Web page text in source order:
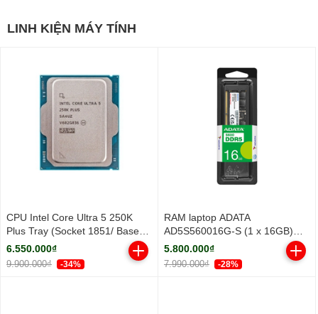
LINH KIỆN MÁY TÍNH
CPU Intel Core Ultra 5 250K
Plus Tray (Socket 1851/ Base
3.3Ghz/ Turbo 5.3GHz/ 18
Cores/ 18 Threads/ Cache
30MB)
6.550.000₫
9.900.000₫ -34%
RAM laptop ADATA
AD5S560016G-S (1 x 16GB)
DDR5 5600MHz
5.800.000₫
7.990.000₫ -28%